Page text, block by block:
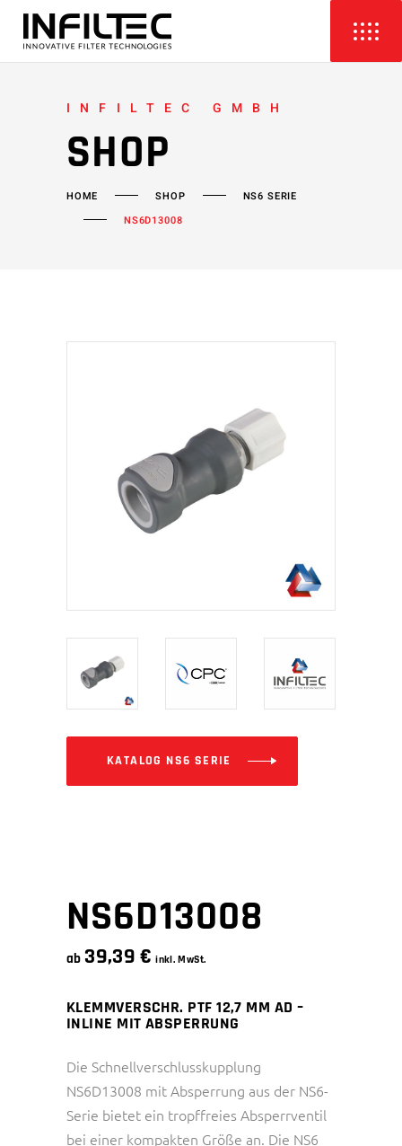
INFILTEC GMBH
SHOP
HOME SHOP
NS6 SERIE
NS6D13008
KATALOG NS6 SERIE
NS6D13008
ab 39,39€ inkl. MwSt.
KLEMMVERSCHR. PTF 12,7 MM AD –
INLINE MIT ABSPERRUNG
Die Schnellverschlusskupplung
NS6D13008 mit Absperrung aus der NS6-
Serie bietet ein tropffreies Absperrventil
bei einer kompakten Größe an. Die NS6